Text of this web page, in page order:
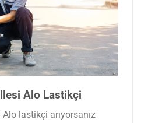
Alo Lastikçi
lastikçi arıyorsanız